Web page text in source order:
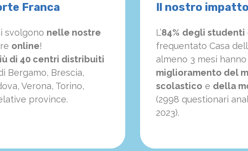
Franca
svolgono nelle nostre
online!
di 40 centri distribuiti
Bergamo, Brescia,
Verona, Torino,
province.
Il nostro impatto
L’84% degli studenti
frequentato Casa
almeno 3 mesi
miglioramento del
scolastico e della
(2998 questionari
2023).